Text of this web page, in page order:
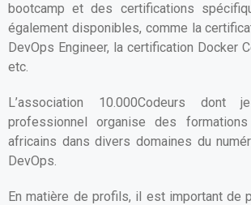
bootcamp et des certifications
également disponibles, comme la
DevOps Engineer, la certification Docker
etc.
L’association 10.000Codeurs dont
professionnel organise des
africains dans divers domaines du
DevOps.
En matière de profils, il est important de